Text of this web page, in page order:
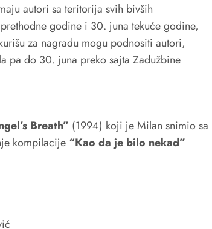
autori sa teritorija svih bivših
godine i 30. juna tekuće godine,
za nagradu mogu podnositi autori,
pa do 30. juna preko sajta Zadužbine
Breath” (1994) koji je Milan snimio sa
kompilacije “Kao da je bilo nekad”